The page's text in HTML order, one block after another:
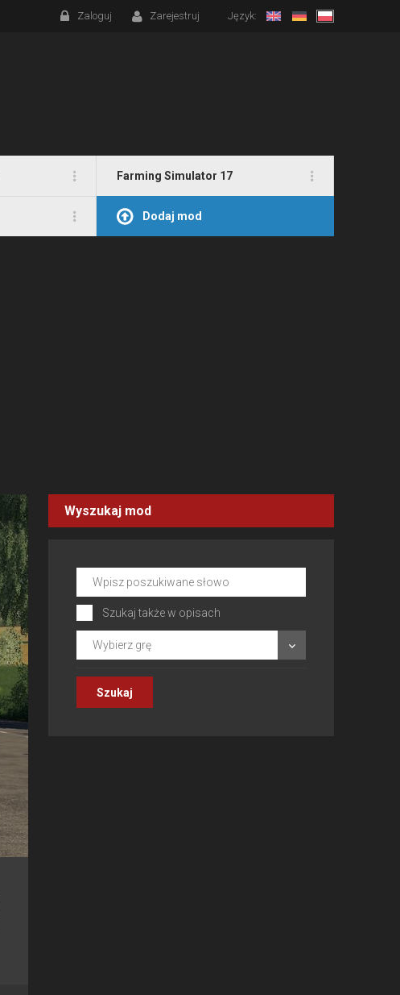
Zaloguj Zarejestruj Język:
Farming Simulator 17
Dodaj mod
Wyszukaj mod
Szukaj także w opisach
Wybierz grę